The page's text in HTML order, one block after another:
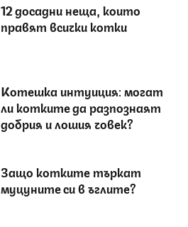
12 досадни неща, които
правят всички котки
Котешка интуиция: могат
ли котките да разпознаят
добрия и лошия човек?
Защо котките търкат
муцуните си в ъглите?